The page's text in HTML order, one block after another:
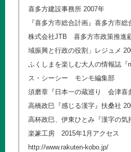
喜多方建設事務所 2007年
『喜多方市総合計画』喜多方市
株式会社JTB 喜多方市政策推進
域振興と行政の役割」レジュメ
ふくしまを楽しむ大人の情報誌『
ス・シーシー モンモ編集部
須磨章『日本一の蔵巡り 会津喜
高橋政巳『感じる漢字』扶桑社
高杯政巳、伊東ひとみ『漢字の気
楽篆工房 2015年1月アクセス
http://www.rakuten-kobo.jp/